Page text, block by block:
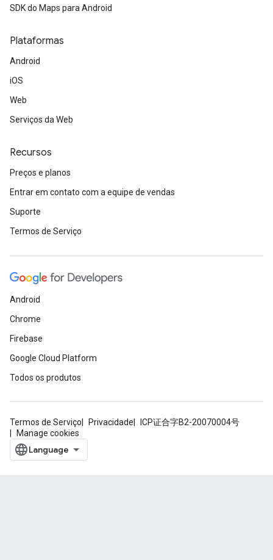
SDK do Maps para Android
Plataformas
Android
iOS
Web
Serviços da Web
Recursos
Preços e planos
Entrar em contato com a equipe de vendas
Suporte
Termos de Serviço
Android
Chrome
Firebase
Google Cloud Platform
Todos os produtos
Termos de Serviço Privacidade
ICP证合字B2-20070004号
Manage cookies